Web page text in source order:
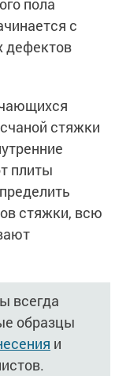
металла
полов
пола
с
дефектов
стяжки
плиты
стяжки, всю
всегда
образцы
и